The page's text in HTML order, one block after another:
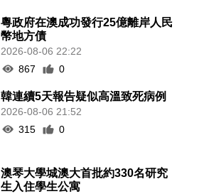
粵政府在澳成功發行25億離岸人民
幣地方債
2026-08-06 22:22
867
0
韓連續5天報告疑似高溫致死病例
2026-08-06 21:52
315
0
澳琴大學城澳大首批約330名研究
生入住學生公寓